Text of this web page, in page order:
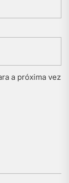
a próxima vez